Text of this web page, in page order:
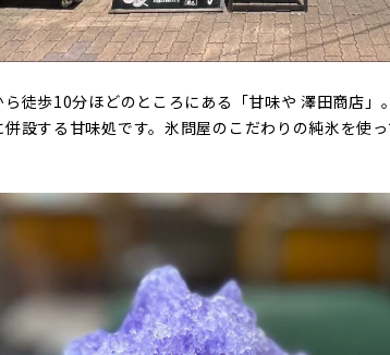
徒歩10分ほどのところにある「甘味や 澤田商店」。
設する甘味処です。氷問屋のこだわりの純氷を使